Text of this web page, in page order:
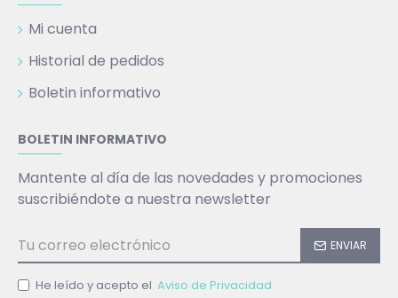
Mi cuenta
Historial de pedidos
Boletin informativo
BOLETIN INFORMATIVO
Mantente al día de las novedades y promociones
suscribiéndote a nuestra newsletter
ENVIAR
He leído y acepto el Aviso de Privacidad